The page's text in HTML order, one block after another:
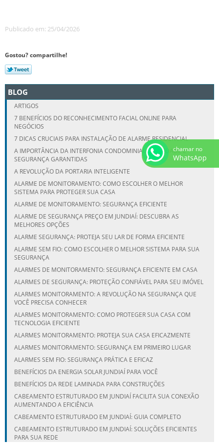
Publicado em: 25/04/2026
Gostou? compartilhe!
BLOG
ARTIGOS
7 BENEFÍCIOS DO RECONHECIMENTO FACIAL ONLINE PARA
NEGÓCIOS
7 DICAS CRUCIAIS PARA INSTALAÇÃO DE ALARME RESIDENCIAL
A IMPORTÂNCIA DA INTERFONIA CONDOMINIAL: FACILIDADE E
SEGURANÇA GARANTIDAS
A REVOLUÇÃO DA PORTARIA INTELIGENTE
ALARME DE MONITORAMENTO: COMO ESCOLHER O MELHOR
SISTEMA PARA PROTEGER SUA CASA
ALARME DE MONITORAMENTO: SEGURANÇA EFICIENTE
ALARME DE SEGURANÇA PREÇO EM JUNDIAÍ: DESCUBRA AS
MELHORES OPÇÕES
ALARME SEGURANÇA: PROTEJA SEU LAR DE FORMA EFICIENTE
ALARME SEM FIO: COMO ESCOLHER O MELHOR SISTEMA PARA SUA
SEGURANÇA
ALARMES DE MONITORAMENTO: SEGURANÇA EFICIENTE EM CASA
ALARMES DE SEGURANÇA: PROTEÇÃO CONFIÁVEL PARA SEU IMÓVEL
ALARMES MONITORAMENTO: A REVOLUÇÃO NA SEGURANÇA QUE
VOCÊ PRECISA CONHECER
ALARMES MONITORAMENTO: COMO PROTEGER SUA CASA COM
TECNOLOGIA EFICIENTE
ALARMES MONITORAMENTO: PROTEJA SUA CASA EFICAZMENTE
ALARMES MONITORAMENTO: SEGURANÇA EM PRIMEIRO LUGAR
ALARMES SEM FIO: SEGURANÇA PRÁTICA E EFICAZ
BENEFÍCIOS DA ENERGIA SOLAR JUNDIAÍ PARA VOCÊ
BENEFÍCIOS DA REDE LAMINADA PARA CONSTRUÇÕES
CABEAMENTO ESTRUTURADO EM JUNDIAÍ FACILITA SUA CONEXÃO
AUMENTANDO A EFICIÊNCIA
CABEAMENTO ESTRUTURADO EM JUNDIAÍ: GUIA COMPLETO
CABEAMENTO ESTRUTURADO EM JUNDIAÍ: SOLUÇÕES EFICIENTES
PARA SUA REDE
chamar no
WhatsApp